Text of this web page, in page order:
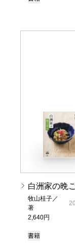
白洲家の晩
牧山桂子／
著
2,640円
書籍